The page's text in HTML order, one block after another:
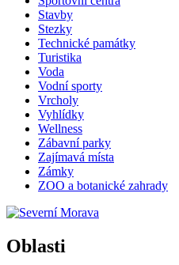
Stavby
Stezky
Technické památky
Turistika
Voda
Vodní sporty
Vrcholy
Vyhlídky
Wellness
Zábavní parky
Zajímavá místa
Zámky
ZOO a botanické zahrady
Oblasti